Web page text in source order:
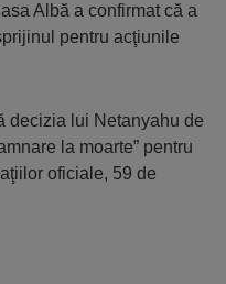
Albă a confirmat că a
pentru acţiunile
decizia lui Netanyahu de
la moarte” pentru
oficiale, 59 de